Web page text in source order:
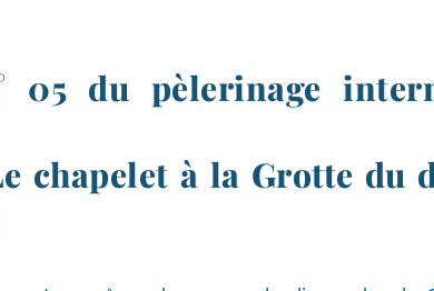
05 du pèlerinage
chapelet à la Grotte du